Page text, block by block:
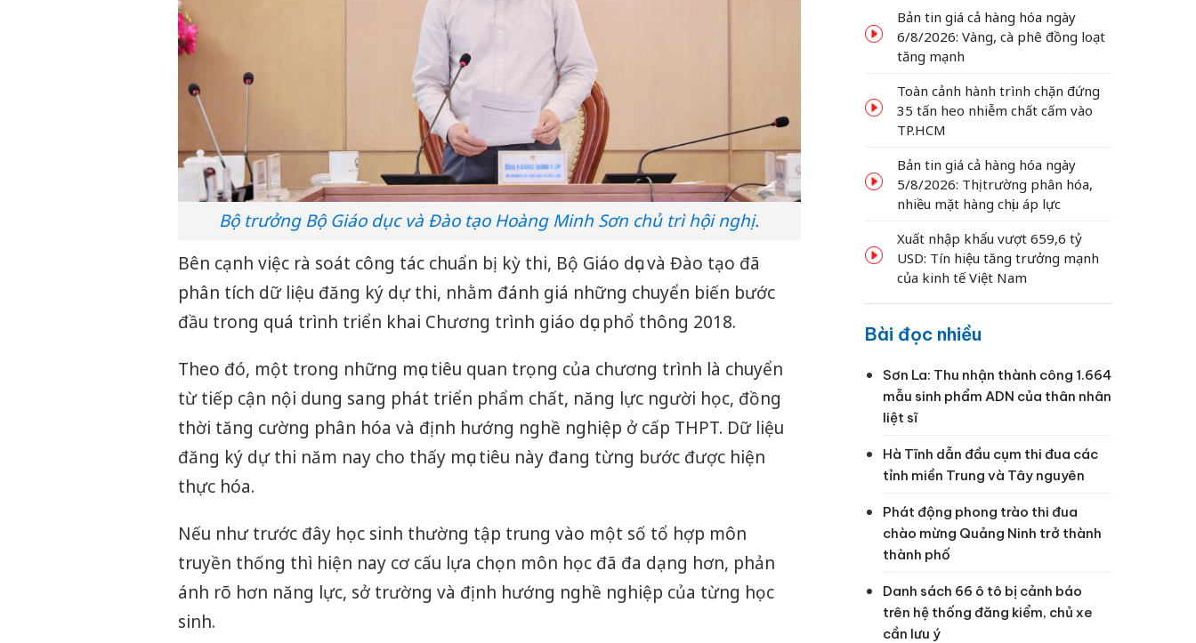
Bộ trưởng Bộ Giáo dục và Đào tạo Hoàng Minh Sơn chủ trì hội nghị.
Bên cạnh việc rà soát công tác chuẩn bị kỳ thi, Bộ Giáo dục và Đào tạo đã
phân tích dữ liệu đăng ký dự thi, nhằm đánh giá những chuyển biến bước
đầu trong quá trình triển khai Chương trình giáo dục phổ thông 2018.
Theo đó, một trong những mục tiêu quan trọng của chương trình là chuyển
từ tiếp cận nội dung sang phát triển phẩm chất, năng lực người học, đồng
thời tăng cường phân hóa và định hướng nghề nghiệp ở cấp THPT. Dữ liệu
đăng ký dự thi năm nay cho thấy mục tiêu này đang từng bước được hiện
thực hóa.
Nếu như trước đây học sinh thường tập trung vào một số tổ hợp môn
truyền thống thì hiện nay cơ cấu lựa chọn môn học đã đa dạng hơn, phản
ánh rõ hơn năng lực, sở trường và định hướng nghề nghiệp của từng học
sinh.
dầu thế giới bật tăng
Bản tin giá cả hàng hóa ngày
6/8/2026: Vàng, cà phê đồng loạt
tăng mạnh
Toàn cảnh hành trình chặn đứng
35 tấn heo nhiễm chất cấm vào
TP.HCM
Bản tin giá cả hàng hóa ngày
5/8/2026: Thị trường phân hóa,
nhiều mặt hàng chịu áp lực
Xuất nhập khẩu vượt 659,6 tỷ
USD: Tín hiệu tăng trưởng mạnh
của kinh tế Việt Nam
Bài đọc nhiều
Sơn La: Thu nhận thành công 1.664
mẫu sinh phẩm ADN của thân nhân
liệt sĩ
Hà Tĩnh dẫn đầu cụm thi đua các
tỉnh miền Trung và Tây nguyên
Phát động phong trào thi đua
chào mừng Quảng Ninh trở thành
thành phố
Danh sách 66 ô tô bị cảnh báo
trên hệ thống đăng kiểm, chủ xe
cần lưu ý